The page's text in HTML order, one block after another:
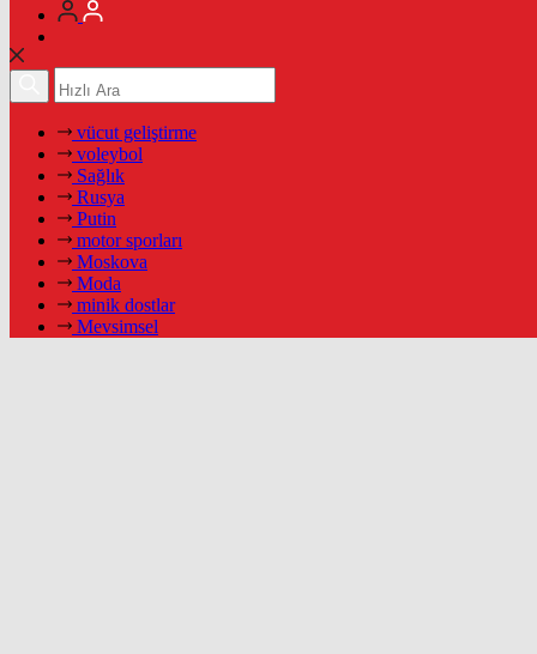
vücut geliştirme
voleybol
Sağlık
Rusya
Putin
motor sporları
Moskova
Moda
minik dostlar
Mevsimsel